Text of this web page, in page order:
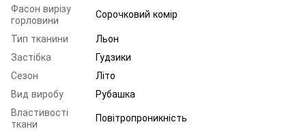
Фасон вирізу
горловини
Сорочковий комір
Тип тканини
Льон
Застібка
Гудзики
Сезон
Літо
Вид виробу
Рубашка
Властивості
ткани
Повітропроникність